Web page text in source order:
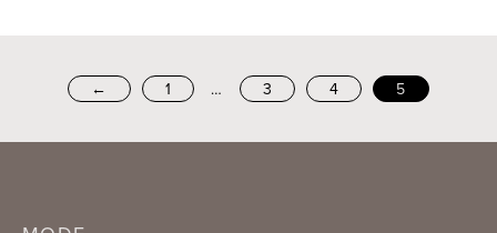
← 1 … 3 4 5